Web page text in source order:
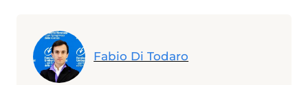
Fabio Di Todaro